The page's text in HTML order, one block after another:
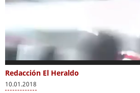
0
seconds
of
0
Más Videos
Redacción El Heraldo
10.01.2018